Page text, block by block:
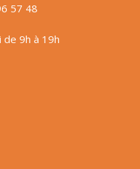
57 48
de 9h à 19h